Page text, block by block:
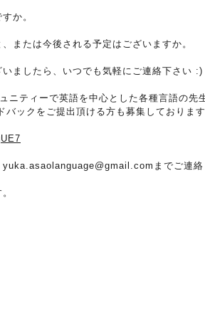
か。
または今後される予定はございますか。
ましたら、いつでも気軽にご連絡下さい :)
ニティーで英語を中心とした各種言語の
バックをご提出頂ける方も募集しておりま
までご連絡